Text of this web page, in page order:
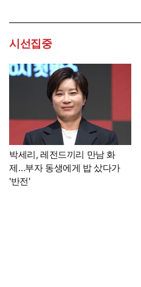
시선집중
박세리, 레전드끼리 만남 화
제…부자 동생에게 밥 샀다가
'반전'